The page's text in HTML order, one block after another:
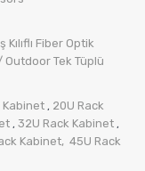
Kılıflı Fiber Optik
Outdoor Tek Tüplü
Kabinet , 20U Rack
, 32U Rack Kabinet ,
Kabinet, 45U Rack